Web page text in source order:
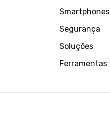
Smartphones
Segurança
Soluções
Ferramentas